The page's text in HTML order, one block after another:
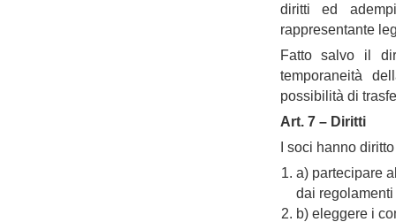
diritti ed
rappresentante
Fatto salvo il
temporaneità
possibilità di
Art. 7 – Diritti
I soci hanno
a) partecipare
dai
b) eleggere i